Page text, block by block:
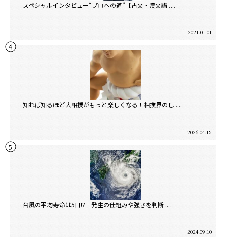
スペシャルインタビュー“プロへの道”【古文・漢文講 ....
2021.01.01
知れば知るほど大相撲がもっと楽しくなる！相撲界のし ....
2026.04.15
台風の平均寿命は5日!? 発生の仕組みや強さを判断 ....
2024.09.10